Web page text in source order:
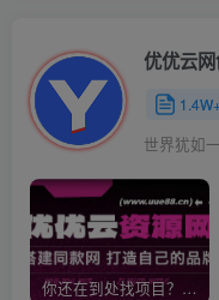
优优云网
你还在到处找项目？还在当韭菜？我靠网创资源站一个月收入5万+，曾经我也是个失败者。